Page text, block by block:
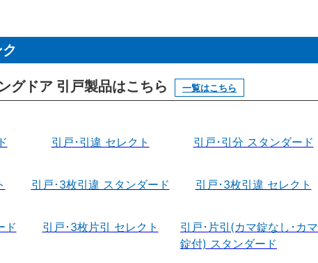
グドア 引戸製品はこちら 一覧はこちら
引戸･引違 セレクト 引戸･引分 スタンダード
引戸･3枚引違 スタンダード 引戸･3枚引違 セレクト
ド 引戸･3枚片引 セレクト
引戸･片引(カマ錠なし･カマ
錠付) スタンダード